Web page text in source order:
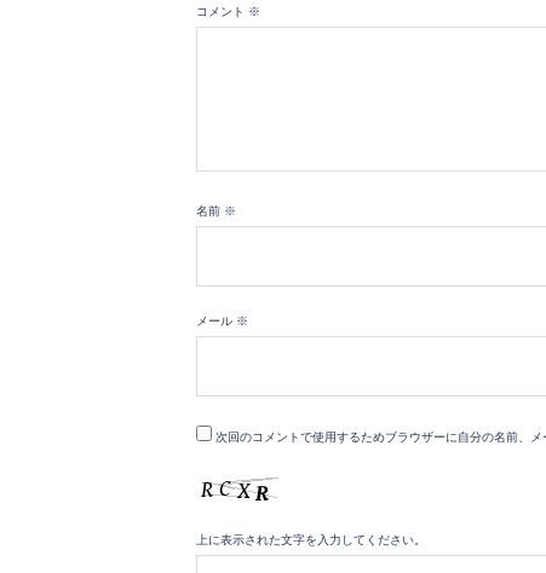
コメント ※
名前 ※
メール ※
次回のコメントで使用するためブラウザーに自分の名前、メ
上に表示された文字を入力してください。